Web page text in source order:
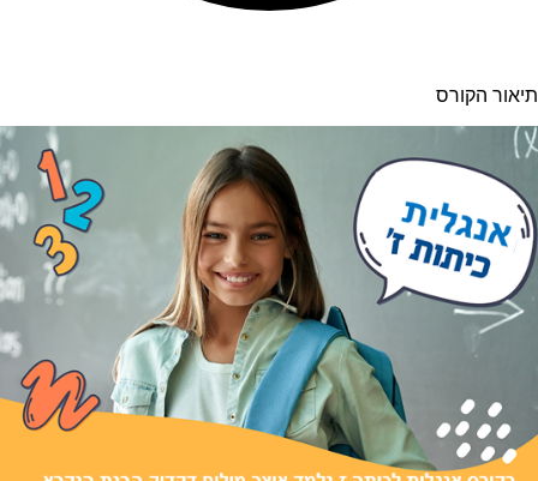
תיאור הקורס